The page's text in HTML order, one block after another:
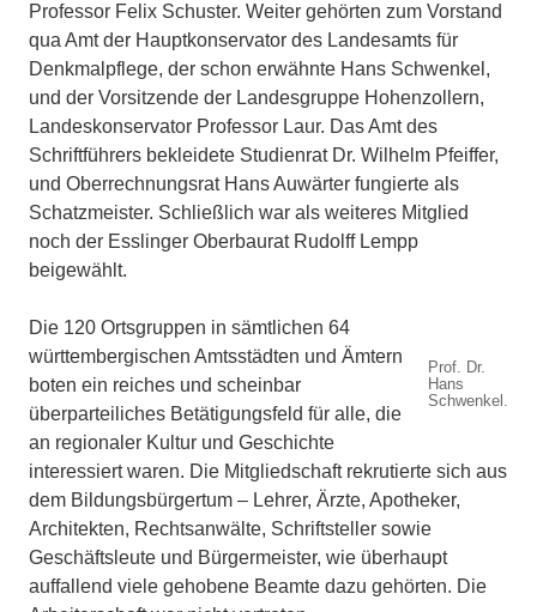
Professor Felix Schuster. Weiter gehörten zum Vorstand
qua Amt der Hauptkonservator des Landesamts für
Denkmalpflege, der schon erwähnte Hans Schwenkel,
und der Vorsitzende der Landesgruppe Hohenzollern,
Landeskonservator Professor Laur. Das Amt des
Schriftführers bekleidete Studienrat Dr. Wilhelm Pfeiffer,
und Oberrechnungsrat Hans Auwärter fungierte als
Schatzmeister. Schließlich war als weiteres Mitglied
noch der Esslinger Oberbaurat Rudolff Lempp
beigewählt.
Prof. Dr.
Hans
Schwenkel.
Die 120 Ortsgruppen in sämtlichen 64
württembergischen Amtsstädten und Ämtern
boten ein reiches und scheinbar
überparteiliches Betätigungsfeld für alle, die
an regionaler Kultur und Geschichte
interessiert waren. Die Mitgliedschaft rekrutierte sich aus
dem Bildungsbürgertum – Lehrer, Ärzte, Apotheker,
Architekten, Rechtsanwälte, Schriftsteller sowie
Geschäftsleute und Bürgermeister, wie überhaupt
auffallend viele gehobene Beamte dazu gehörten. Die